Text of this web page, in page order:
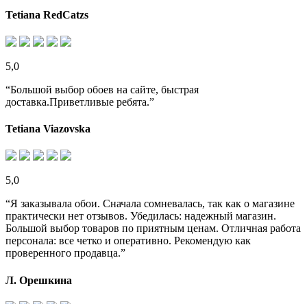
Tetiana RedCatzs
5,0
“Большой выбор обоев на сайте, быстрая
доставка.Приветливые ребята.”
Tetiana Viazovska
5,0
“Я заказывала обои. Сначала сомневалась, так как о магазине
практически нет отзывов. Убедилась: надежный магазин.
Большой выбор товаров по приятным ценам. Отличная работа
персонала: все четко и оперативно. Рекомендую как
проверенного продавца.”
Л. Орешкина